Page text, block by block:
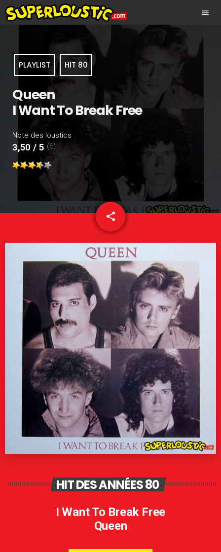
menu
PLAYLIST HIT 80
Queen
I Want To Break Free
Note des loustics
3,50 / 5 (6)
share
email
HIT DES ANNÉES 80
I Want To Break Free
Queen